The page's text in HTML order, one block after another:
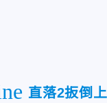
直落2扳倒